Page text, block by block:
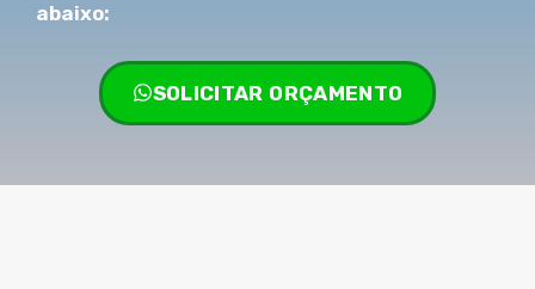
abaixo:
SOLICITAR ORÇAMENTO